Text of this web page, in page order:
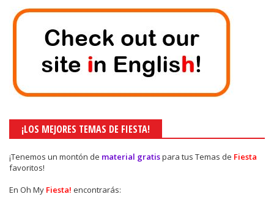
¡LOS MEJORES TEMAS DE FIESTA!
¡Tenemos un montón de material gratispara tus Temas de Fiesta
favoritos!
En Oh My Fiesta! encontrarás: